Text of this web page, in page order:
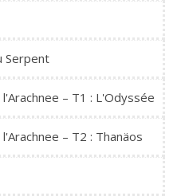
Serpent
– T1 : L'Odyssée
– T2 : Thanäos